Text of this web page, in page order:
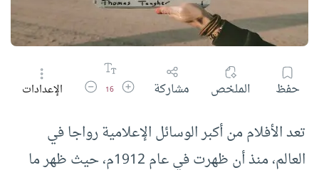
حفظ الملخص مشاركة زيادة حجم الخط
16 تقليل حجم الخط
الإعدادات
تعد الأفلام من أكبر الوسائل الإعلامية رواجا في
العالم، منذ أن ظهرت في عام 1912م، حيث ظهر ما